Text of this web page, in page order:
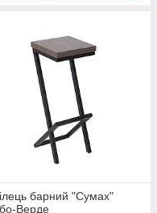
барний "Сумах"
Верде